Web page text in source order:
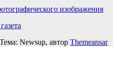
изображения
Тема: Newsup, автор Themeansar